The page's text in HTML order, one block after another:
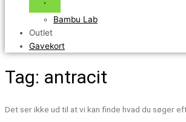
Bambu Lab
Outlet
Gavekort
Tag: antracit
Det ser ikke ud til at vi kan finde hvad du søger